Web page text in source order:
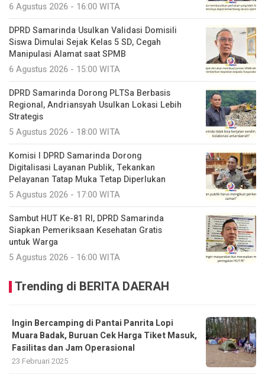
6 Agustus 2026 - 16:00 WITA
DPRD Samarinda Usulkan Validasi Domisili
Siswa Dimulai Sejak Kelas 5 SD, Cegah
Manipulasi Alamat saat SPMB
6 Agustus 2026 - 15:00 WITA
DPRD Samarinda Dorong PLTSa Berbasis
Regional, Andriansyah Usulkan Lokasi Lebih
Strategis
5 Agustus 2026 - 18:00 WITA
Komisi I DPRD Samarinda Dorong
Digitalisasi Layanan Publik, Tekankan
Pelayanan Tatap Muka Tetap Diperlukan
5 Agustus 2026 - 17:00 WITA
Sambut HUT Ke-81 RI, DPRD Samarinda
Siapkan Pemeriksaan Kesehatan Gratis
untuk Warga
5 Agustus 2026 - 16:00 WITA
Trending di BERITA DAERAH
Ingin Bercamping di Pantai Panrita Lopi
Muara Badak, Buruan Cek Harga Tiket Masuk,
Fasilitas dan Jam Operasional
23 Februari 2025